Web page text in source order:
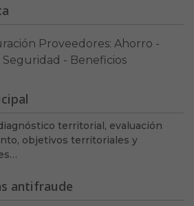
Proveedores: Ahorro -
Seguridad - Beneficios
territorial, evaluación
objetivos territoriales y
antifraude